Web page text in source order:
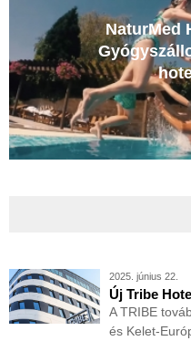
Hotel &
Gmünd
East City Hotel
Budapest
Thomas Hotel
NaturMed
2025. június 22.
Új Tribe
A TRIBE
és Kelet-